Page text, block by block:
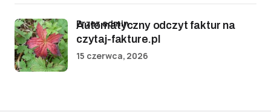
Automatyczny odczyt faktur na
czytaj-fakture.pl
przez admin
15 czerwca, 2026